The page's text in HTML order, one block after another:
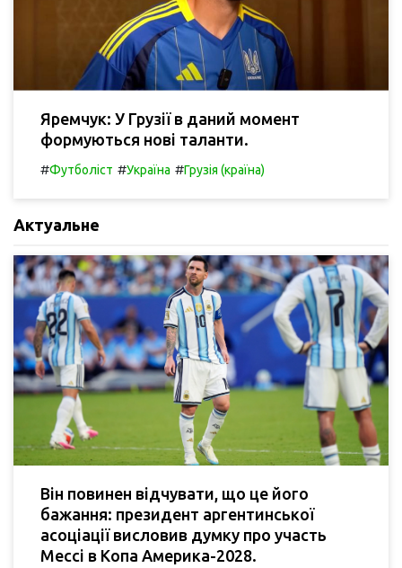
Яремчук: У Грузії в даний момент
формуються нові таланти.
#Футболіст #Україна #Грузія (країна)
Актуальне
Він повинен відчувати, що це його
бажання: президент аргентинської
асоціації висловив думку про участь
Мессі в Копа Америка-2028.